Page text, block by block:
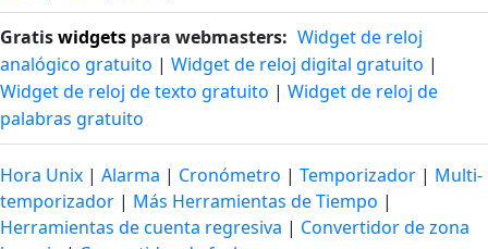
Gratiswidgets para webmasters: Widget de reloj
analógico gratuito | Widget de reloj digital gratuito |
Widget de reloj de texto gratuito | Widget de reloj de
palabras gratuito
Hora Unix | Alarma | Cronómetro | Temporizador | Multi-
temporizador | Más Herramientas de Tiempo |
Herramientas de cuenta regresiva | Convertidor de zona